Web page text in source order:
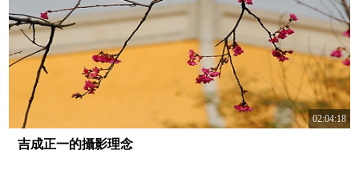
02:04:18
吉成正一的攝影理念